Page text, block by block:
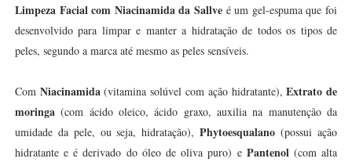
Limpeza Facial com Niacinamida da Sallve é um gel-espuma que foi
desenvolvido para limpar e manter a hidratação de todos os tipos de
peles, segundo a marca até mesmo as peles sensíveis.
Com Niacinamida(vitamina solúvel com ação hidratante),Extrato de
moringa(com ácido oleico, ácido graxo, auxilia na manutenção da
umidade da pele, ou seja, hidratação),Phytoesqualano(possui ação
hidratante e é derivado do óleo de oliva puro) e Pantenol(com alta